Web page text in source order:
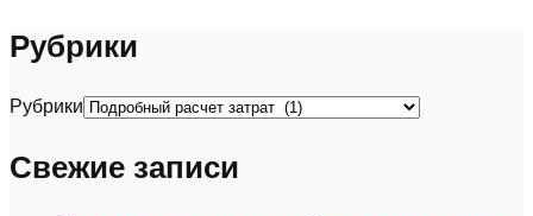
Рубрики
Рубрики
Свежие записи